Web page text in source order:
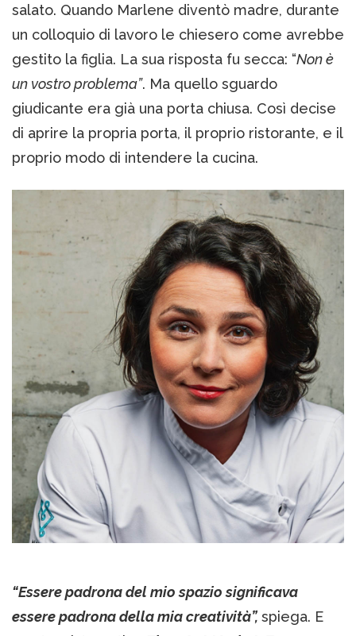
salato. Quando Marlene diventò madre, durante
un colloquio di lavoro le chiesero come avrebbe
gestito la figlia. La sua risposta fu secca: “Non è
un vostro problema”. Ma quello sguardo
giudicante era già una porta chiusa. Così decise
di aprire la propria porta, il proprio ristorante, e il
proprio modo di intendere la cucina.
“Essere padrona del mio spazio significava
essere padrona della mia creatività”, spiega. E